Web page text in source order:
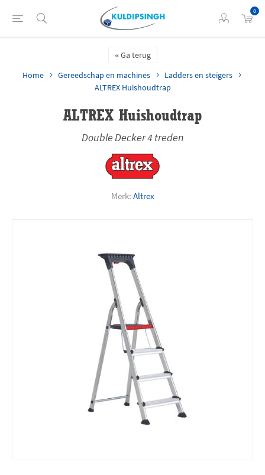
0
Ga terug
Home
Gereedschap en machines
Ladders en steigers
ALTREX Huishoudtrap
ALTREX Huishoudtrap
Double Decker 4 treden
Merk: Altrex